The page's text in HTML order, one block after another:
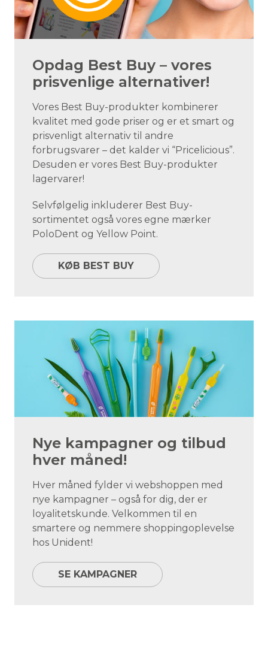
Opdag Best Buy – vores
prisvenlige alternativer!
Vores Best Buy-produkter kombinerer
kvalitet med gode priser og er et smart og
prisvenligt alternativ til andre
forbrugsvarer – det kalder vi “Pricelicious”.
Desuden er vores Best Buy-produkter
lagervarer!
Selvfølgelig inkluderer Best Buy-
sortimentet også vores egne mærker
PoloDent og Yellow Point.
KØB BEST BUY
Nye kampagner og tilbud
hver måned!
Hver måned fylder vi webshoppen med
nye kampagner – også for dig, der er
loyalitetskunde. Velkommen til en
smartere og nemmere shoppingoplevelse
hos Unident!
SE KAMPAGNER